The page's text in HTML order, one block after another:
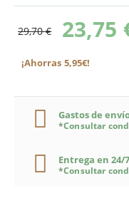
29,70 € 23,75
¡Ahorras 5,95€!
Gastos de
*Consultar
Entrega en 24/
*Consultar